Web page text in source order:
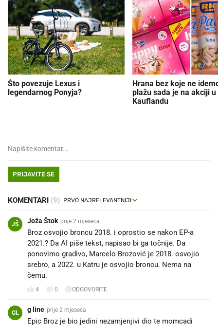
Što povezuje Lexus i
legendarnog Ponyja?
Hrana bez koje ne
plažu sada je na akciji u
Kauflandu
PRIJAVITE SE
KOMENTARI (9)
JŠ Joža Štok prije 2 mjeseca
Broz osvojio broncu 2018. i oprostio se nakon EP-a
2021.? Da AI piše tekst, napisao bi ga točnije. Da
ponovimo gradivo, Marcelo Brozović je 2018. osvojio
srebro, a 2022. u Katru je osvojio broncu. Nema na
čemu.
4 0 ODGOVORITE
GL g line prije 2 mjeseca
Epic Broz je bio jedini nezamjenjivi dio te momcadi